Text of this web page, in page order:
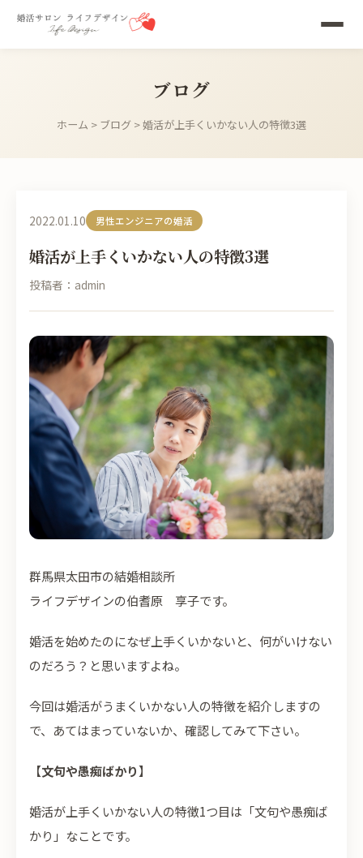
ブログ
ホーム > ブログ > 婚活が上手くいかない人の特徴3選
2022.01.10 男性エンジニアの婚活
婚活が上手くいかない人の特徴3選
投稿者：admin
群馬県太田市の結婚相談所
ライフデザインの伯耆原 享子です。
婚活を始めたのになぜ上手くいかないと、何がいけない
のだろう？と思いますよね。
今回は婚活がうまくいかない人の特徴を紹介しますの
で、あてはまっていないか、確認してみて下さい。
【文句や愚痴ばかり】
婚活が上手くいかない人の特徴1つ目は「文句や愚痴ば
かり」なことです。